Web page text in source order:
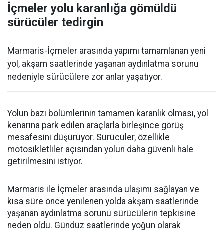
İçmeler yolu karanlığa gömüldü
sürücüler tedirgin
Marmaris-İçmeler arasında yapımı tamamlanan yeni
yol, akşam saatlerinde yaşanan aydınlatma sorunu
nedeniyle sürücülere zor anlar yaşatıyor.
Yolun bazı bölümlerinin tamamen karanlık olması, yol
kenarına park edilen araçlarla birleşince görüş
mesafesini düşürüyor. Sürücüler, özellikle
motosikletliler açısından yolun daha güvenli hale
getirilmesini istiyor.
Marmaris ile İçmeler arasında ulaşımı sağlayan ve
kısa süre önce yenilenen yolda akşam saatlerinde
yaşanan aydınlatma sorunu sürücülerin tepkisine
neden oldu. Gündüz saatlerinde yoğun olarak